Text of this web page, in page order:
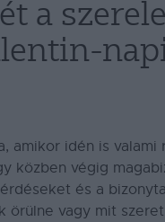
a
amikor idén is valami
közben végig
és a
örülne vagy mit